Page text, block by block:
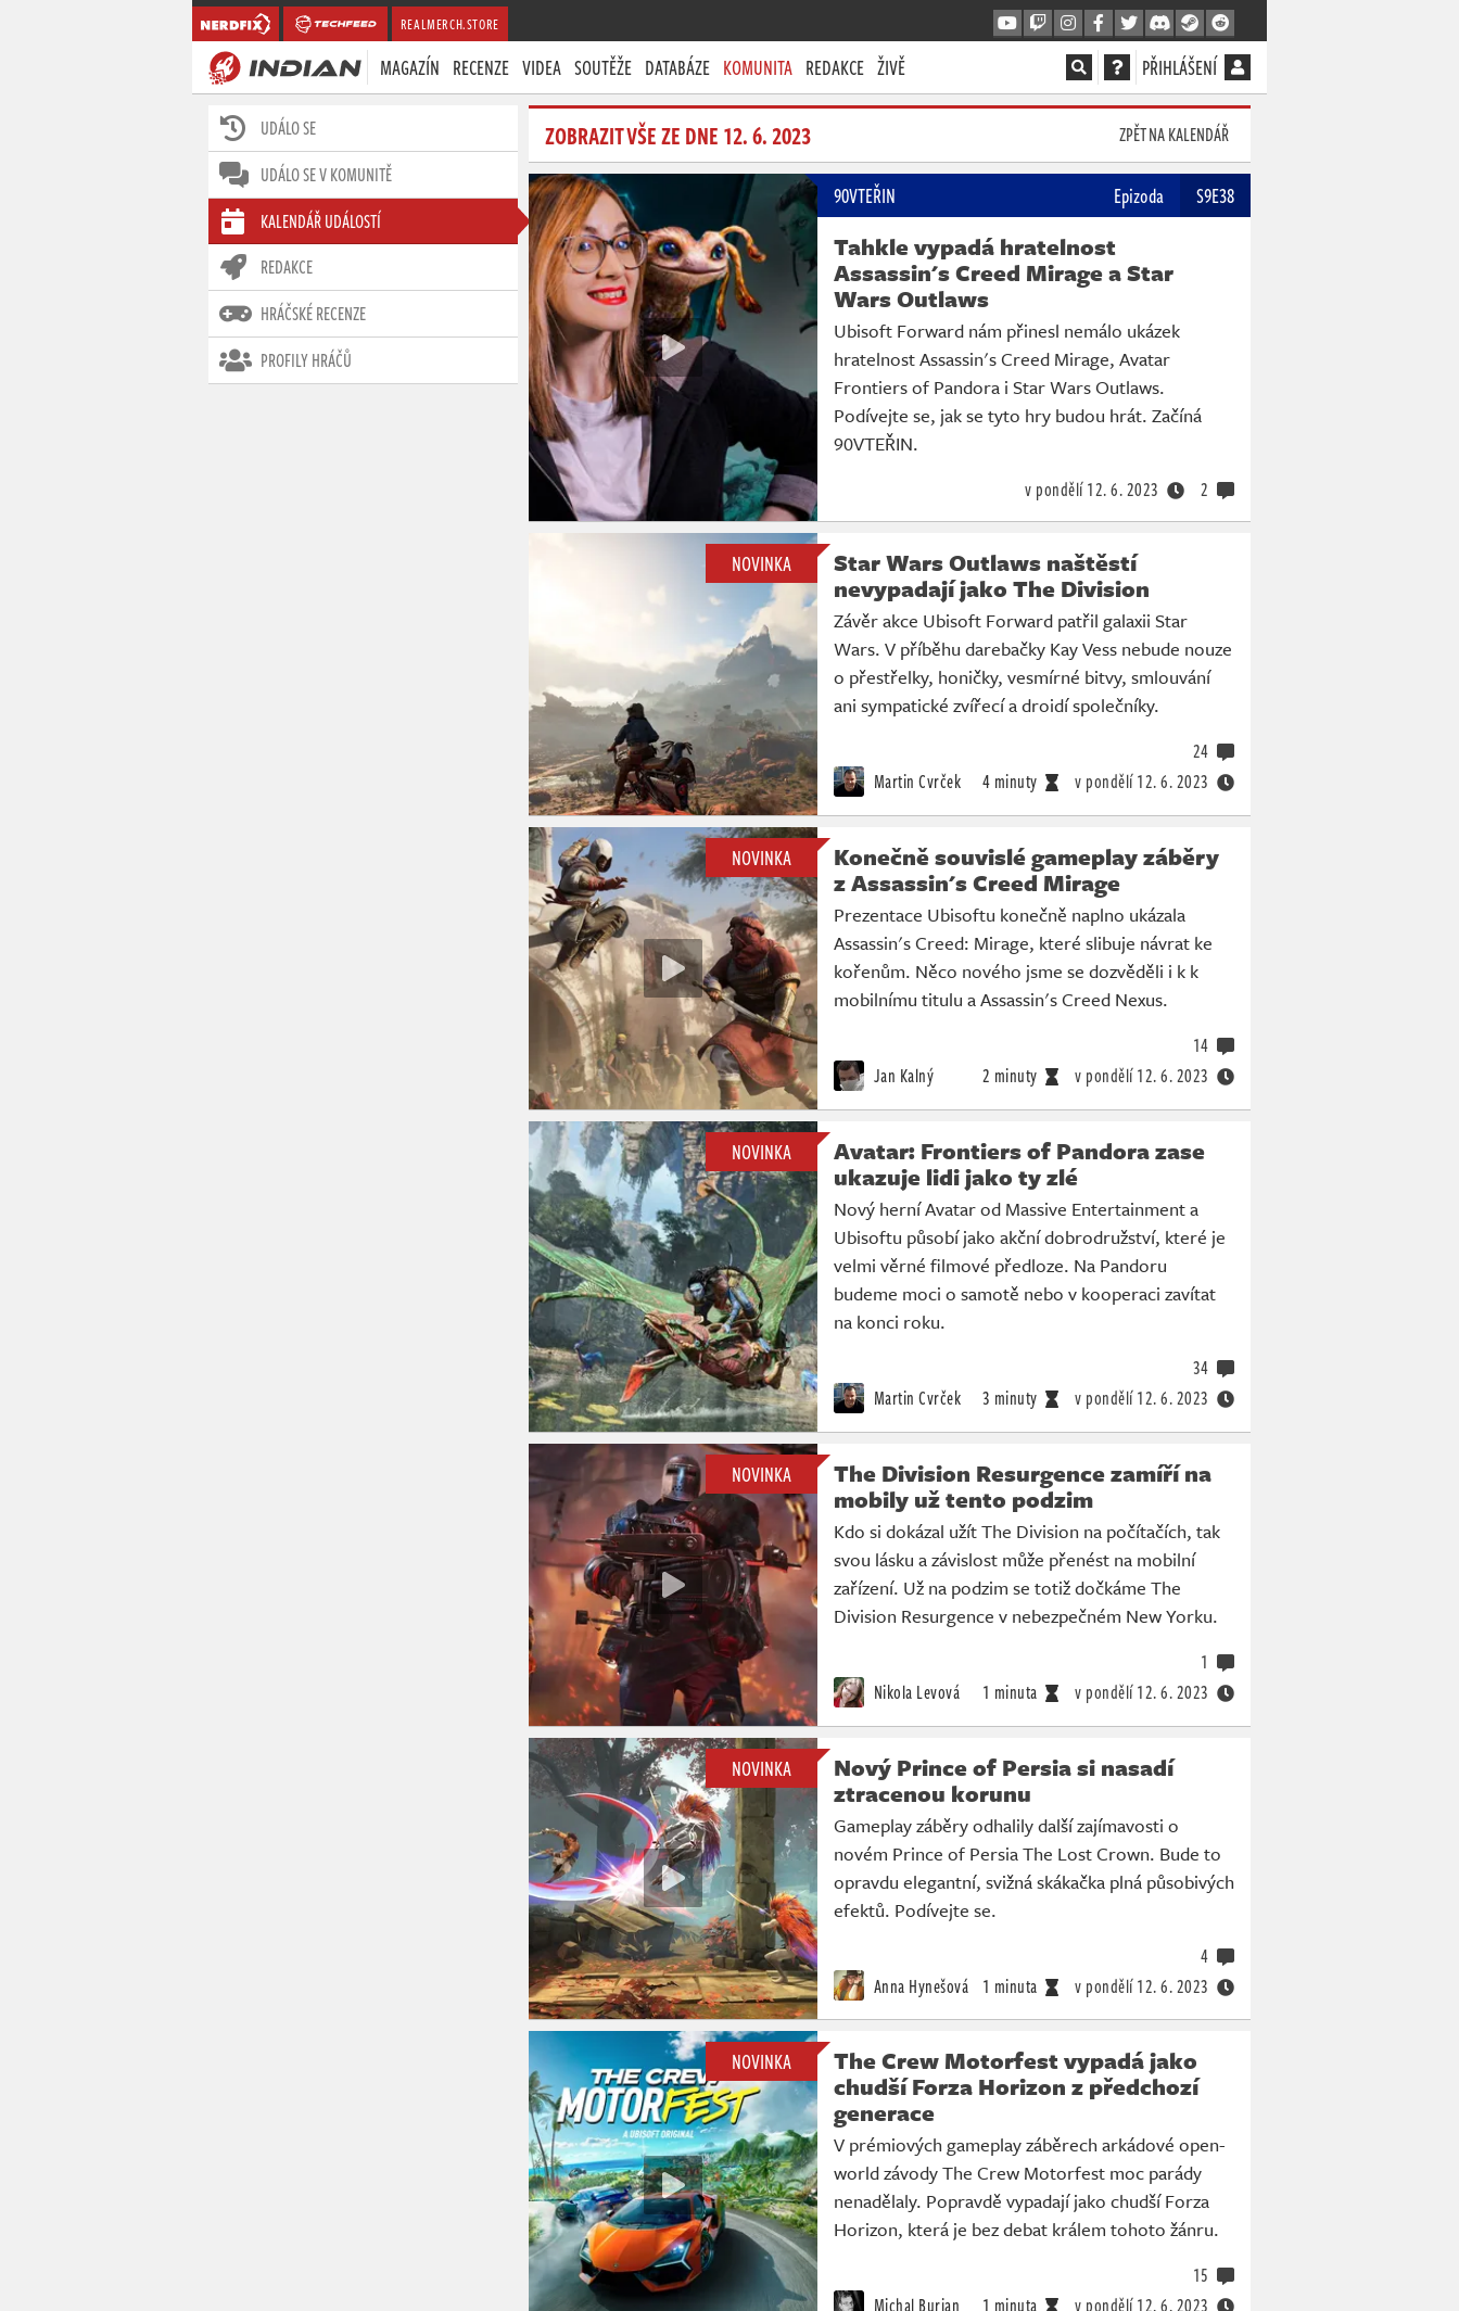
REALMERCH.STORE
MAGAZÍN RECENZE VIDEA SOUTĚŽE DATABÁZE KOMUNITA REDAKCE ŽIVĚ PŘIHLÁŠENÍ
UDÁLO SE
UDÁLO SE V KOMUNITĚ
KALENDÁŘ UDÁLOSTÍ
REDAKCE
HRÁČSKÉ RECENZE
PROFILY HRÁČŮ
ZOBRAZIT VŠE ZE DNE 12. 6. 2023 ZPĚT NA KALENDÁŘ
90VTEŘIN Epizoda S9E38
Tahkle vypadá hratelnost
Assassin's Creed Mirage a Star
Wars Outlaws
Ubisoft Forward nám přinesl nemálo ukázek
hratelnost Assassin's Creed Mirage, Avatar
Frontiers of Pandora i Star Wars Outlaws.
Podívejte se, jak se tyto hry budou hrát. Začíná
90VTEŘIN.
v pondělí12. 6. 2023 2
NOVINKA
Star Wars Outlaws naštěstí
nevypadají jako The Division
Závěr akce Ubisoft Forward patřil galaxii Star
Wars. V příběhu darebačky Kay Vess nebude nouze
o přestřelky, honičky, vesmírné bitvy, smlouvání
ani sympatické zvířecí a droidí společníky.
Martin Cvrček 4 minuty v pondělí12. 6. 2023
24
NOVINKA
Konečně souvislé gameplay záběry
z Assassin's Creed Mirage
Prezentace Ubisoftu konečně naplno ukázala
Assassin's Creed: Mirage, které slibuje návrat ke
kořenům. Něco nového jsme se dozvěděli i k k
mobilnímu titulu a Assassin's Creed Nexus.
Jan Kalný 2 minuty v pondělí12. 6. 2023
14
NOVINKA
Avatar: Frontiers of Pandora zase
ukazuje lidi jako ty zlé
Nový herní Avatar od Massive Entertainment a
Ubisoftu působí jako akční dobrodružství, které je
velmi věrné filmové předloze. Na Pandoru
budeme moci o samotě nebo v kooperaci zavítat
na konci roku.
Martin Cvrček 3 minuty v pondělí12. 6. 2023
34
NOVINKA
The Division Resurgence zamíří na
mobily už tento podzim
Kdo si dokázal užít The Division na počítačích, tak
svou lásku a závislost může přenést na mobilní
zařízení. Už na podzim se totiž dočkáme The
Division Resurgence v nebezpečném New Yorku.
Nikola Levová 1 minuta v pondělí12. 6. 2023
1
NOVINKA
Nový Prince of Persia si nasadí
ztracenou korunu
Gameplay záběry odhalily další zajímavosti o
novém Prince of Persia The Lost Crown. Bude to
opravdu elegantní, svižná skákačka plná působivých
efektů. Podívejte se.
Anna Hynešová 1 minuta v pondělí12. 6. 2023
4
NOVINKA
The Crew Motorfest vypadá jako
chudší Forza Horizon z předchozí
generace
V prémiových gameplay záběrech arkádové open-
world závody The Crew Motorfest moc parády
nenadělaly. Popravdě vypadají jako chudší Forza
Horizon, která je bez debat králem tohoto žánru.
15